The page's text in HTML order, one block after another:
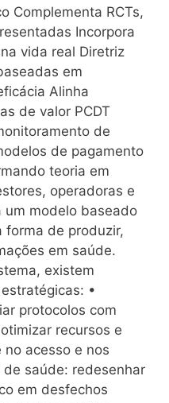
Complementa RCTs,
Incorpora
vida real Diretriz
em
Alinha
de valor PCDT
de
de pagamento
teoria em
operadoras e
um modelo baseado
forma de produzir,
em saúde.
existem
•
protocolos com
recursos e
acesso e nos
saúde: redesenhar
em desfechos